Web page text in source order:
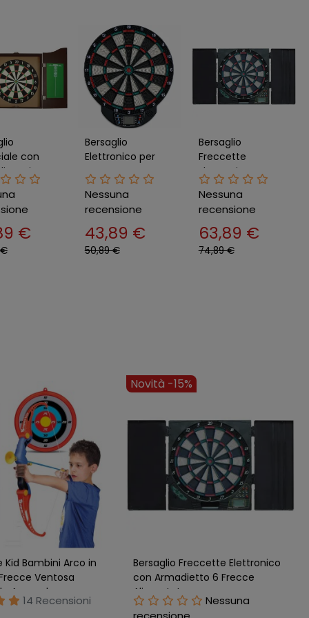
con
in
6 Freccette
€
Bersaglio
Elettronico per
Freccette con
Display LCD e 6
Freccette
Nessuna
recensione
43,89 €
50,89 €
Bersaglio
Freccette
Elettronico con
Armadietto 6
Frecce
Alimentatore
Nessuna
recensione
63,89 €
74,89 €
per
Display LCD e 6
Nessuna
-11%
Bersaglio Sport 43 cm 6
Freccette Punta in Metallo
Bivalva Dart Game Gioco Punti
18 Recensioni